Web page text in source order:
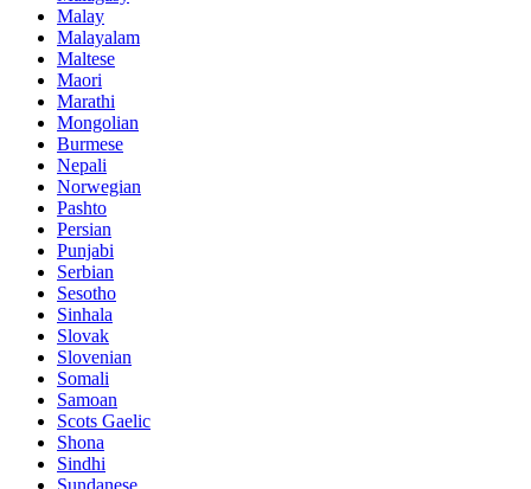
Malay
Malayalam
Maltese
Maori
Marathi
Mongolian
Burmese
Nepali
Norwegian
Pashto
Persian
Punjabi
Serbian
Sesotho
Sinhala
Slovak
Slovenian
Somali
Samoan
Scots Gaelic
Shona
Sindhi
Sundanese